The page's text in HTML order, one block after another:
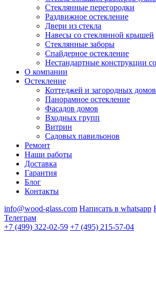
Стеклянные перегородки
Раздвижное остекление
Двери из стекла
Навесы со стеклянной крышей
Стеклянные заборы
Спайдерное остекление
Нестандартные конструкции
О компании
Остекление
Коттеджей и загородных домов
Панорамное остекление
Фасадов домов
Входных групп
Витрин
Садовых павильонов
Ремонт
Наши работы
Доставка
Гарантия
Блог
Контакты
info@wood-glass.com Написать в whatsapp
Телеграм
+7 (499) 322-02-59 +7 (495) 215-57-04